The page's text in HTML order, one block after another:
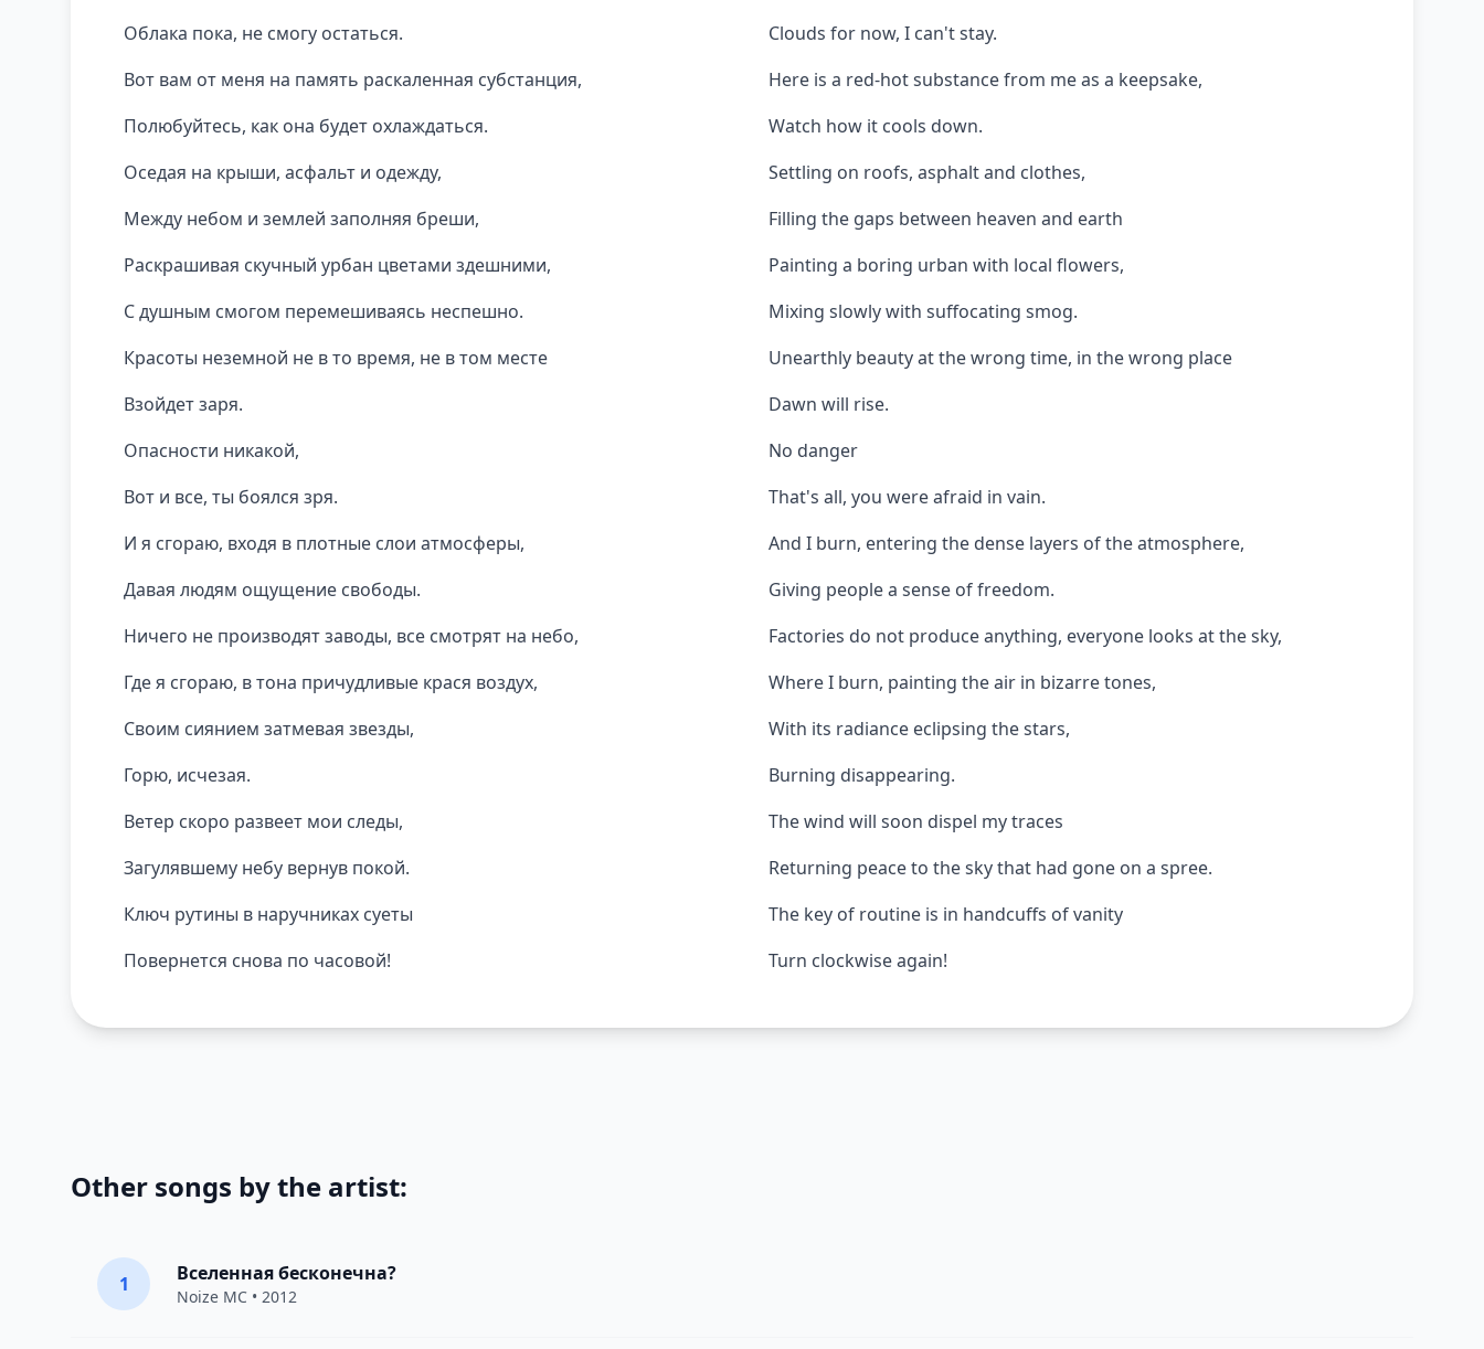
Облака пока, не смогу остаться.
Вот вам от меня на память раскаленная субстанция,
Полюбуйтесь, как она будет охлаждаться.
Оседая на крыши, асфальт и одежду,
Между небом и землей заполняя бреши,
Раскрашивая скучный урбан цветами здешними,
С душным смогом перемешиваясь неспешно.
Красоты неземной не в то время, не в том месте
Взойдет заря.
Опасности никакой,
Вот и все, ты боялся зря.
И я сгораю, входя в плотные слои атмосферы,
Давая людям ощущение свободы.
Ничего не производят заводы, все смотрят на небо,
Где я сгораю, в тона причудливые крася воздух,
Своим сиянием затмевая звезды,
Горю, исчезая.
Ветер скоро развеет мои следы,
Загулявшему небу вернув покой.
Ключ рутины в наручниках суеты
Повернется снова по часовой!
Clouds for now, I can't stay.
Here is a red-hot substance from me as a keepsake,
Watch how it cools down.
Settling on roofs, asphalt and clothes,
Filling the gaps between heaven and earth
Painting a boring urban with local flowers,
Mixing slowly with suffocating smog.
Unearthly beauty at the wrong time, in the wrong place
Dawn will rise.
No danger
That's all, you were afraid in vain.
And I burn, entering the dense layers of the atmosphere,
Giving people a sense of freedom.
Factories do not produce anything, everyone looks at the sky,
Where I burn, painting the air in bizarre tones,
With its radiance eclipsing the stars,
Burning disappearing.
The wind will soon dispel my traces
Returning peace to the sky that had gone on a spree.
The key of routine is in handcuffs of vanity
Turn clockwise again!
Other songs by the artist:
1 Вселенная бесконечна?
Noize MC • 2012